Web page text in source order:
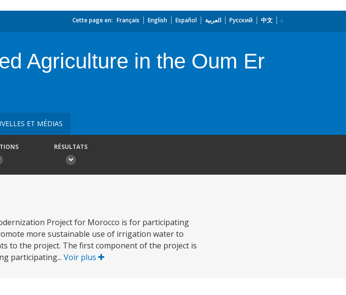
Cette page en: Français English Español العربية Русский 中文
Agriculture in the Oum Er
ET MÉDIAS
RÉSULTATS
Project for Morocco is for participating
more sustainable use of irrigation water to
to the project. The first component of the project is
participating... Voir plus